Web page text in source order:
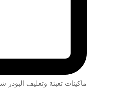
ماكينات تعبئة وتغليف البودر